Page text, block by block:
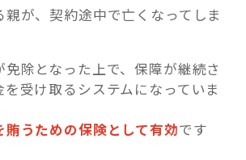
親が、契約途中で亡くなってしま
除となった上で、保障が継続さ
受け取るシステムになっていま
うための保険として有効です